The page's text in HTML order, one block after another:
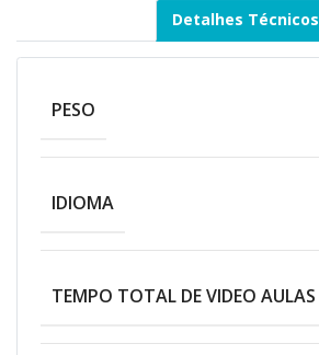
Detalhes Técnicos
PESO
IDIOMA
TEMPO TOTAL DE VIDEO AULAS